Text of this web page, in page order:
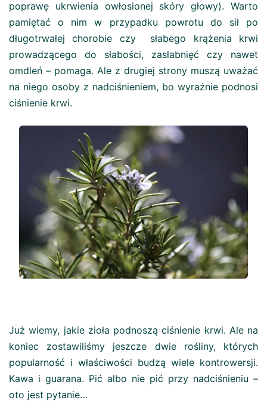
poprawę ukrwienia owłosionej skóry głowy). Warto
pamiętać o nim w przypadku powrotu do sił po
długotrwałej chorobie czy słabego krążenia krwi
prowadzącego do słabości, zasłabnięć czy nawet
omdleń – pomaga. Ale z drugiej strony muszą uważać
na niego osoby z nadciśnieniem, bo wyraźnie podnosi
ciśnienie krwi.
Już wiemy, jakie zioła podnoszą ciśnienie krwi. Ale na
koniec zostawiliśmy jeszcze dwie rośliny, których
popularność i właściwości budzą wiele kontrowersji.
Kawa i guarana. Pić albo nie pić przy nadciśnieniu –
oto jest pytanie…